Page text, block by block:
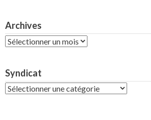
Archives
Archives
Syndicat
Syndicat